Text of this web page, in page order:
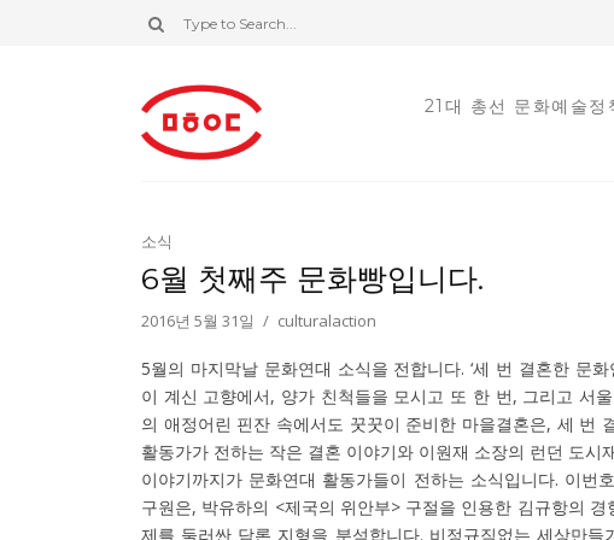
21대 총선 문화예술
소식
6월 첫째주 문화빵입니다.
2016년 5월 31일 culturalaction
5월의 마지막날 문화연대 소식을 전합니다. ‘세 번 결혼한 문
이 계신 고향에서, 양가 친척들을 모시고 또 한 번, 그리고 서
의 애정어린 핀잔 속에서도 꿋꿋이 준비한 마을결혼은, 세 번
활동가가 전하는 작은 결혼 이야기와 이원재 소장의 런던 도
이야기까지가 문화연대 활동가들이 전하는 소식입니다. 이번
구원은, 박유하의 <제국의 위안부> 구절을 인용한 김규항의
제를 둘러싼 담론 지형을 분석합니다. 비정규직없는 세상만